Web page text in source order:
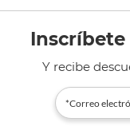
Y recibe